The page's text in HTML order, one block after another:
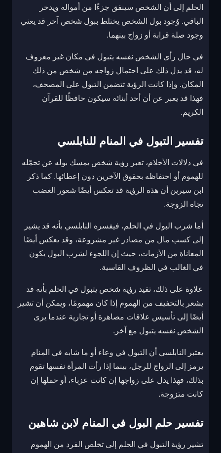
الحلم إلى أن الشخص سينفق جزءًا من أمواله ويدخر
الباقي. وُجود بول الشخص يختلط ببول شخص آخر قد يعني
وجود صلة قرابة أو زواج بينهما.
في حال رأى الشخص نفسه يتبول في مكان غير معروف
له، قد يدل ذلك على احتمال زواجه من شخص من ذلك
المكان. وإذا كانت الرؤية تتضمن التبول على المصحف،
فهذا قد يعبر عن أن أحد أبنائه سيكون حافظًا للقرآن
الكريم.
تفسير التبول في المنام للنابلسي
في دلالات الأحلام، تعبر رؤية شخص يمسك بوله عن تحمّله
للهموم أو احتفاظه بحقوق الآخرين دون إعطائها. كما ذكر
ابن سيرين أن هذه الرؤية قد تعكس أيضًا شعور الغضب
تجاه الزوجة.
أما شرب البول في الحلم، فيفسره النابلسي بأنه قد يشير
إلى كسب مال من مصادر غير مشروعة، وقد يعكس أيضًا
المعاناة من الأزمات، حيث إن اللجوء لشرب البول يكون
في الغالب في الظروف القاسية.
علاوة على ذلك، تفيد رؤية شخص يتبول في الحلم بأنه قد
يشعر بالتخفيف من الهموم إذا كان مهمومًا، ويمكن أن تشير
أيضًا إلى تأسيس علاقات مصاهرة أو تجارية عندما يرى
الشخص نفسه يتبول مع آخر.
يعتبر النابلسي أن التبول في وعاء أو ما شابه في المنام
يرمز إلى الزواج للرجل، بينما إذا رأت المرأة نفسها تقوم
بذلك، فهذا يدل على زواجها إن كانت عزباء، أو حملها إن
كانت متزوجة.
تفسير حلم البول في المنام لابن شاهين
تشير رؤية التبول في الحلم إلى تخلص الفرد من الهموم